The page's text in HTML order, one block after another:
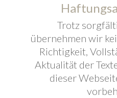
Trotz
übernehmen wir
Richtigkeit,
Aktualität der
dieser